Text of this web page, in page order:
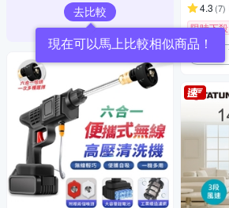
去比較
現在可以馬上比較相似商品！
4.3 (7)
限時下殺